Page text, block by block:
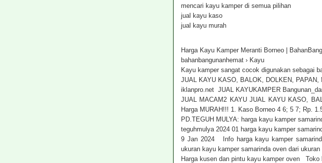
mencari kayu kamper di semua pilihan
jual kayu kaso
jual kayu murah‎
Harga Kayu Kamper Meranti Borneo |
bahanbangunanhemat › Kayu
Kayu kamper sangat cocok digunakan sebagai
JUAL KAYU KASO, BALOK, DOLKEN, PAPAN,
iklanpro.net JUAL KAYUKAMPER
JUAL MACAM2 KAYU JUAL KAYU KASO,
Harga MURAH!!! 1. Kaso Borneo 4 6; 5 7; Rp.
PD.TEGUH MULYA: harga kayu kamper
teguhmulya 2024 01 harga kayu kamper
9 Jan 2024 Info harga kayu kamper
ukuran kayu kamper samarinda oven dari ukuran
Harga kusen dan pintu kayu kamper oven Toko